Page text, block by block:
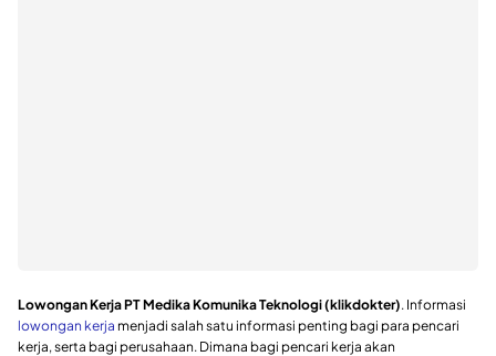
Lowongan Kerja PT Medika Komunika Teknologi (klikdokter). Informasi
lowongan kerja menjadi salah satu informasi penting bagi para pencari
kerja, serta bagi perusahaan. Dimana bagi pencari kerja akan